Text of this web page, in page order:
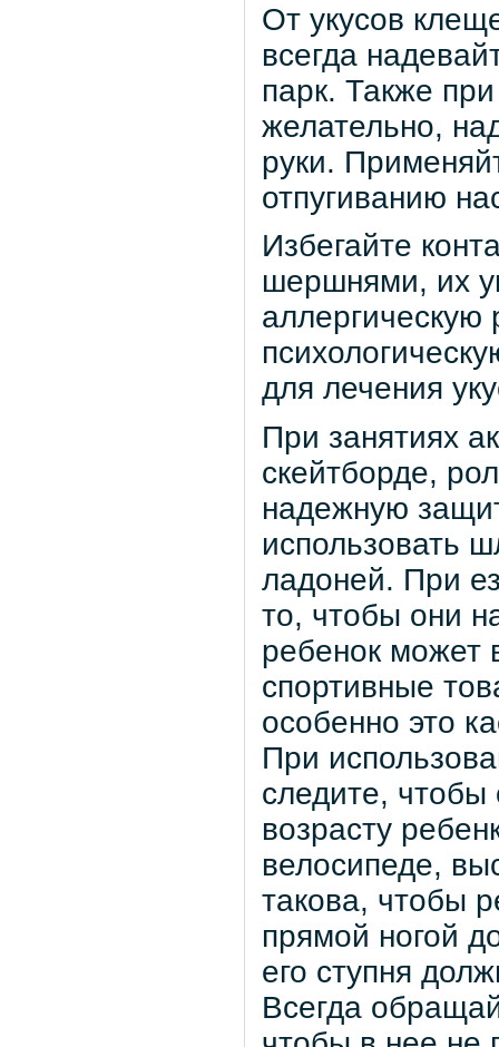
От укусов
всегда
парк. Также
желательно,
руки.
отпугиванию
Избегайте
шершнями, их
аллергическую
для лечения
При занятиях
скейтборде,
надежную
использовать
ладоней. При
то, чтобы они
ребенок может
спортивные
особенно это
При
следите, чтобы
возрасту
велосипеде,
такова, чтобы
прямой ногой
его ступня
Всегда